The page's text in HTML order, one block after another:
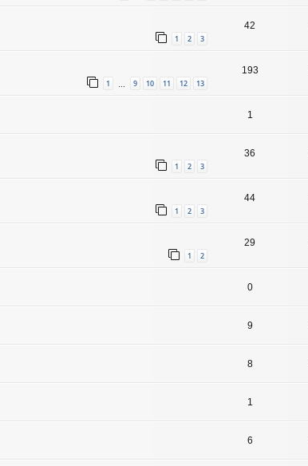
1 2 3
42
1 9 10 11 12 13
193
1
1 2 3
36
1 2 3
44
1 2
29
0
9
8
1
6